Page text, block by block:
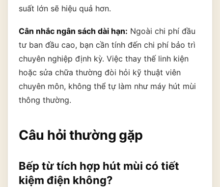
suất lớn sẽ hiệu quả hơn.
Cân nhắc ngân sách dài hạn: Ngoài chi phí đầu
tư ban đầu cao, bạn cần tính đến chi phí bảo trì
chuyên nghiệp định kỳ. Việc thay thế linh kiện
hoặc sửa chữa thường đòi hỏi kỹ thuật viên
chuyên môn, không thể tự làm như máy hút mùi
thông thường.
Câu hỏi thường gặp
Bếp từ tích hợp hút mùi có tiết
kiệm điện không?